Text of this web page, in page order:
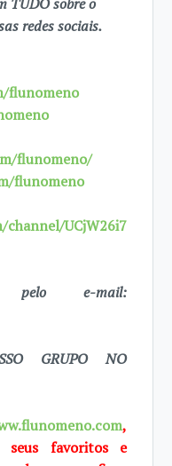
redes sociais.
flunomeno
flunomeno/
flunomeno
UCjW26i7
pelo e-mail:
GRUPO NO
,
seus favoritos e